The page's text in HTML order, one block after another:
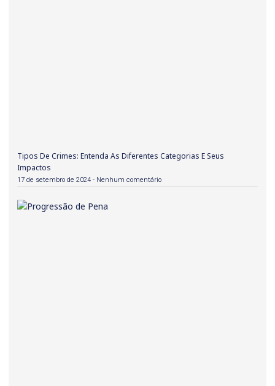
Tipos De Crimes: Entenda As Diferentes Categorias E Seus
Impactos
17 de setembro de 2024 Nenhum comentário